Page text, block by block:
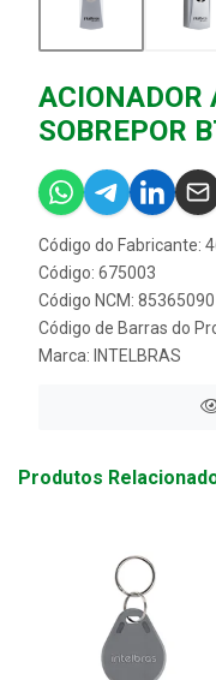
ACIONADOR
SOBREPOR
Código do Fabricante:
Código: 675003
Código NCM: 85365090
Código de Barras do
Marca: INTELBRAS
Produtos